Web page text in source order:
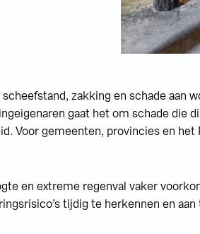
zakking en schade aan
gaat het om schade die
Voor gemeenten, provincies en
en extreme regenval vaker
tijdig te herkennen en aan